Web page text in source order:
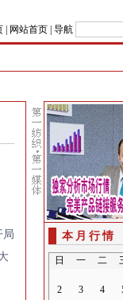
网站首页 导航
本月行情